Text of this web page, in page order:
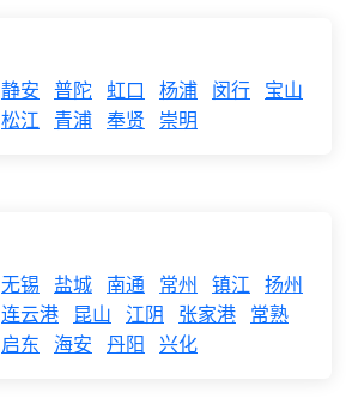
静安 普陀 虹口 杨浦 闵行 宝山
松江 青浦 奉贤 崇明
无锡 盐城 南通 常州 镇江 扬州
连云港 昆山 江阴 张家港 常熟
启东 海安 丹阳 兴化